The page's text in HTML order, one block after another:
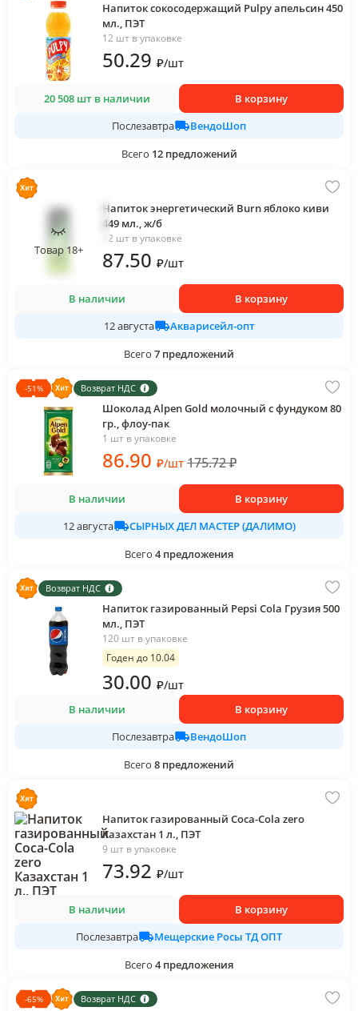
Напиток сокосодержащий Pulpy апельсин 450
мл., ПЭТ
12 шт в упаковке
50.29 ₽/шт
20 508 шт в наличии
В корзину
Послезавтра
ВендоШоп
Всего 12 предложений
Товар 18+
Напиток энергетический Burn яблоко киви
449 мл., ж/б
12 шт в упаковке
87.50 ₽/шт
В наличии
В корзину
12 августа
Акварисейл-опт
Всего 7 предложений
-51% Возврат НДС
Шоколад Alpen Gold молочный с фундуком 80
гр., флоу-пак
1 шт в упаковке
86.90 ₽/шт 175.72₽
В наличии
В корзину
12 августа
СЫРНЫХ ДЕЛ МАСТЕР (ДАЛИМО)
Всего 4 предложения
Возврат НДС
Напиток газированный Pepsi Cola Грузия 500
мл., ПЭТ
120 шт в упаковке
Годен до 10.04
30.00 ₽/шт
В наличии
В корзину
Послезавтра
ВендоШоп
Всего 8 предложений
Напиток газированный Coca-Cola zero
Казахстан 1 л., ПЭТ
9 шт в упаковке
73.92 ₽/шт
В наличии
В корзину
Послезавтра
Мещерские Росы ТД ОПТ
Всего 4 предложения
-65% Возврат НДС